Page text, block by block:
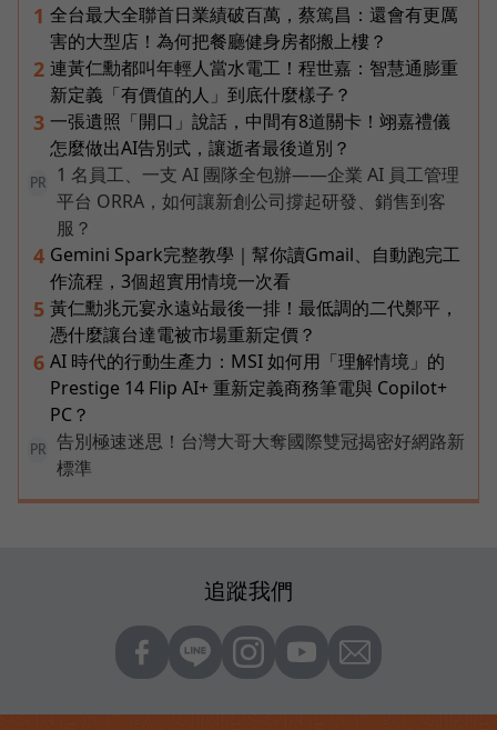
1 全台最大全聯首日業績破百萬，蔡篤昌：還會有更厲
害的大型店！為何把餐廳健身房都搬上樓？
2 連黃仁勳都叫年輕人當水電工！程世嘉：智慧通膨重
新定義「有價值的人」到底什麼樣子？
3 一張遺照「開口」說話，中間有8道關卡！翊嘉禮儀
怎麼做出AI告別式，讓逝者最後道別？
PR
1 名員工、一支 AI 團隊全包辦——企業 AI 員工管理
平台 ORRA，如何讓新創公司撐起研發、銷售到客
服？
4 Gemini Spark完整教學｜幫你讀Gmail、自動跑完工
作流程，3個超實用情境一次看
5 黃仁勳兆元宴永遠站最後一排！最低調的二代鄭平，
憑什麼讓台達電被市場重新定價？
6 AI 時代的行動生產力：MSI 如何用「理解情境」的
Prestige 14 Flip AI+ 重新定義商務筆電與 Copilot+
PC？
PR
告別極速迷思！台灣大哥大奪國際雙冠揭密好網路新
標準
追蹤我們